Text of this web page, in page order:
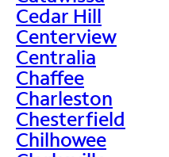
Cedar Hill
Centerview
Centralia
Chaffee
Charleston
Chesterfield
Chilhowee